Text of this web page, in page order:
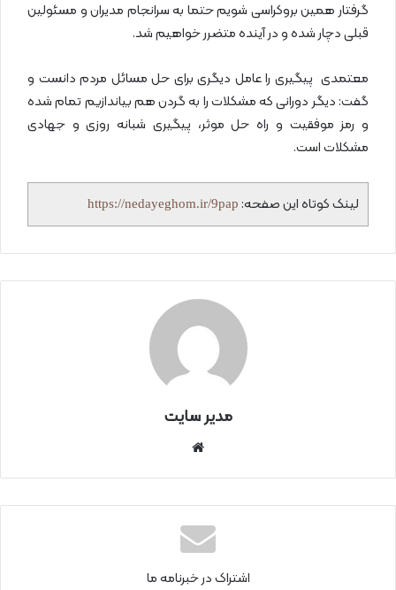
گرفتار همین بروکراسی شویم حتما به سرانجام مدیران و مسئولین
قبلی دچار شده و در آینده متضرر خواهیم شد.
معتمدی پیگیری را عامل دیگری برای حل مسائل مردم دانست و
گفت: دیگر دورانی که مشکلات را به گردن هم بیاندازیم تمام شده
و رمز موفقیت و راه حل موثر، پیگیری شبانه روزی و جهادی
مشکلات است.
لینک کوتاه این صفحه: https://nedayeghom.ir/9pap
مدیر سایت
نتی
اشتراک در خبرنامه ما